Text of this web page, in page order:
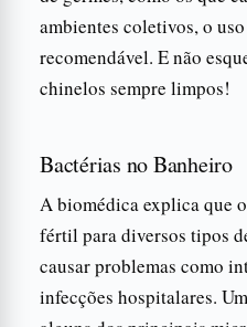
ambientes coletivos, o
recomendável. E não
chinelos sempre limpos!
Bactérias no Banheiro
A biomédica explica que
fértil para diversos tipos
causar problemas como
infecções hospitalares.